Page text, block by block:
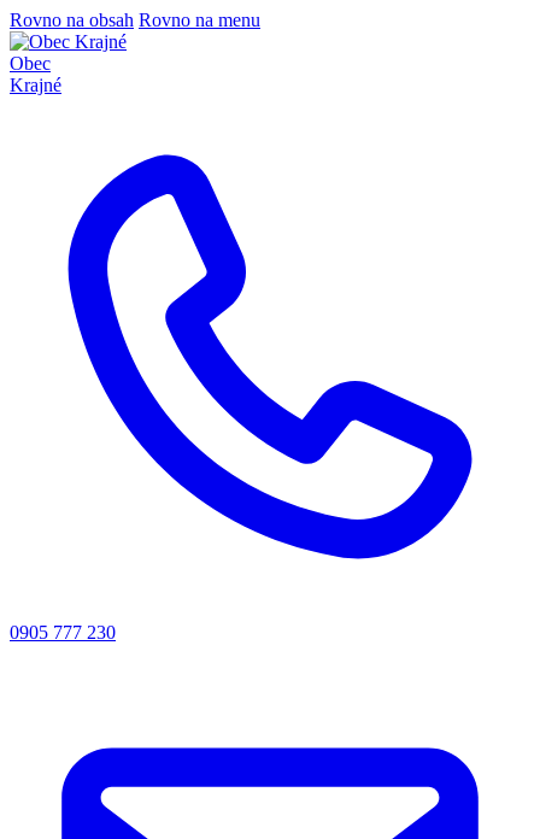
Rovno na obsah Rovno na menu
Obec
Krajné
0905 777 230